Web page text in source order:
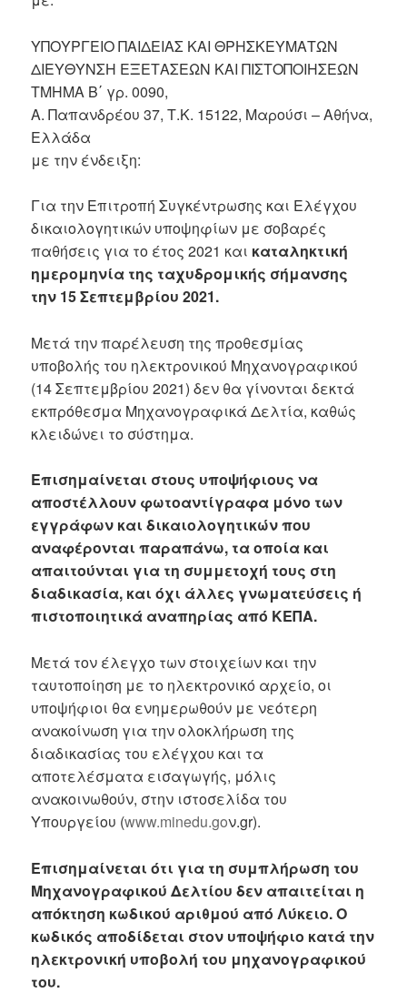
ΥΠΟΥΡΓΕΙΟ ΠΑΙΔΕΙΑΣ ΚΑΙ ΘΡΗΣΚΕΥΜΑΤΩΝ
ΔΙΕΥΘΥΝΣΗ ΕΞΕΤΑΣΕΩΝ ΚΑΙ ΠΙΣΤΟΠΟΙΗΣΕΩΝ
ΤΜΗΜΑ Β΄ γρ. 0090,
Α. Παπανδρέου 37, Τ.Κ. 15122, Μαρούσι – Αθήνα,
Ελλάδα
με την ένδειξη:
Για την Επιτροπή Συγκέντρωσης και Ελέγχου
δικαιολογητικών υποψηφίων με σοβαρές
παθήσεις για το έτος 2021 και καταληκτική
ημερομηνία της ταχυδρομικής σήμανσης
την 15 Σεπτεμβρίου 2021.
Μετά την παρέλευση της προθεσμίας
υποβολής του ηλεκτρονικού Μηχανογραφικού
(14 Σεπτεμβρίου 2021) δεν θα γίνονται δεκτά
εκπρόθεσμα Μηχανογραφικά Δελτία, καθώς
κλειδώνει το σύστημα.
Επισημαίνεται στους υποψήφιους να
αποστέλλουν φωτοαντίγραφα μόνο των
εγγράφων και δικαιολογητικών που
αναφέρονται παραπάνω, τα οποία και
απαιτούνται για τη συμμετοχή τους στη
διαδικασία, και όχι άλλες γνωματεύσεις ή
πιστοποιητικά αναπηρίας από ΚΕΠΑ.
Μετά τον έλεγχο των στοιχείων και την
ταυτοποίηση με το ηλεκτρονικό αρχείο, οι
υποψήφιοι θα ενημερωθούν με νεότερη
ανακοίνωση για την ολοκλήρωση της
διαδικασίας του ελέγχου και τα
αποτελέσματα εισαγωγής, μόλις
ανακοινωθούν, στην ιστοσελίδα του
Υπουργείου (www.minedu.goν.gr).
Επισημαίνεται ότι για τη συμπλήρωση του
Μηχανογραφικού Δελτίου δεν απαιτείται η
απόκτηση κωδικού αριθμού από Λύκειο. Ο
κωδικός αποδίδεται στον υποψήφιο κατά την
ηλεκτρονική υποβολή του μηχανογραφικού
του.